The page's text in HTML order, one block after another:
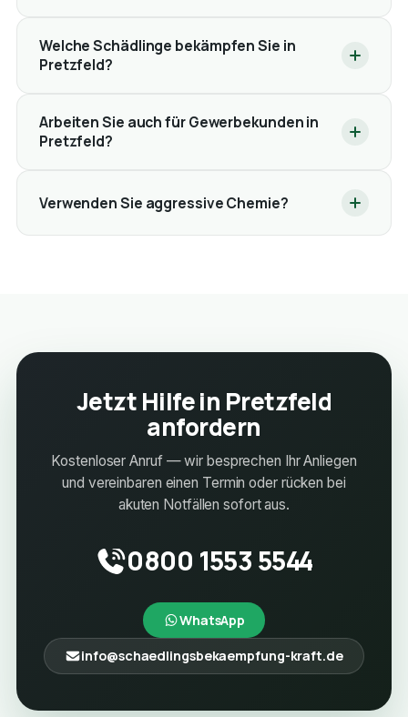
Welche Schädlinge bekämpfen Sie in
Pretzfeld?
Arbeiten Sie auch für Gewerbekunden in
Pretzfeld?
Verwenden Sie aggressive Chemie?
Jetzt Hilfe in Pretzfeld
anfordern
Kostenloser Anruf — wir besprechen Ihr Anliegen
und vereinbaren einen Termin oder rücken bei
akuten Notfällen sofort aus.
0800 1553 5544
WhatsApp
info@schaedlingsbekaempfung-kraft.de